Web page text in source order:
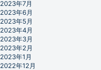
2023年7月
2023年6月
2023年5月
2023年4月
2023年3月
2023年2月
2023年1月
2022年12月